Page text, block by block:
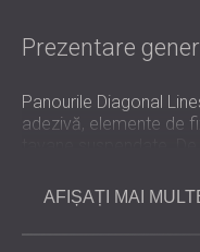
Prezentare
Panourile Diagonal
adezivă, elemente de
Plăcile ușoare sunt
un finisaj precis atât
cât și pentru cele de
AFIȘAȚI MAI